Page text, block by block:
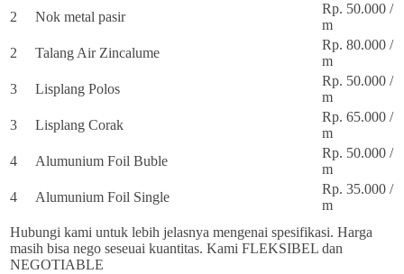
2
Nok metal pasir
Rp. 50.000 /
m
2
Talang Air Zincalume
Rp. 80.000 /
m
3
Lisplang Polos
Rp. 50.000 /
m
3
Lisplang Corak
Rp. 65.000 /
m
4
Alumunium Foil Buble
Rp. 50.000 /
m
4
Alumunium Foil Single
Rp. 35.000 /
m
Hubungi kami untuk lebih jelasnya mengenai spesifikasi. Harga
masih bisa nego seseuai kuantitas. Kami FLEKSIBEL dan
NEGOTIABLE